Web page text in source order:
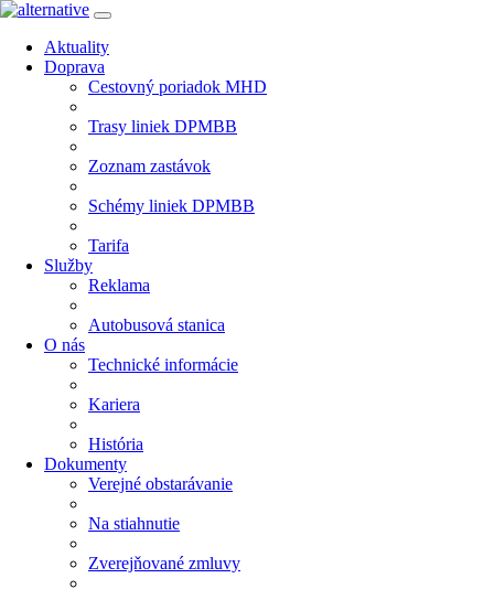
Aktuality
Doprava
Cestovný poriadok MHD
Trasy liniek DPMBB
Zoznam zastávok
Schémy liniek DPMBB
Tarifa
Služby
Reklama
Autobusová stanica
O nás
Technické informácie
Kariera
História
Dokumenty
Verejné obstarávanie
Na stiahnutie
Zverejňované zmluvy